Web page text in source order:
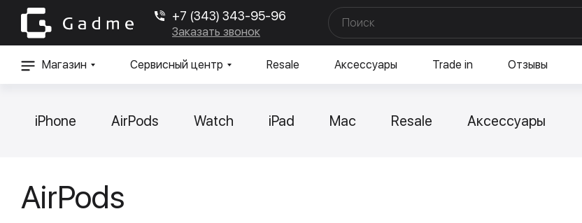
+7 (343) 343-95-96
Заказать звонок
Магазин Сервисный центр Resale Аксессуары Trade in Отзывы
iPhone AirPods Watch iPad Mac Resale Аксессуары
AirPods